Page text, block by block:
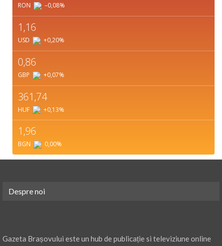
RON –0,08%
1,16
USD +0,20%
0,86
GBP +0,07%
361,74
HUF +0,13%
1,96
BGN 0,00%
Despre noi
Gazeta Brașovului este un hub de publicație si televiziune online